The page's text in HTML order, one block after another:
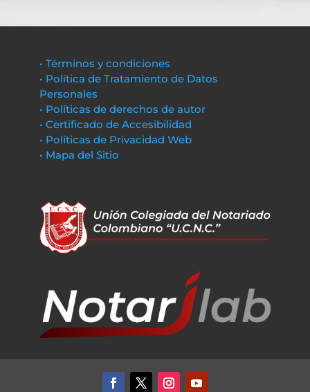
• Términos y condiciones
• Política de Tratamiento de Datos
Personales
• Políticas de derechos de autor
• Certificado de Accesibilidad
• Políticas de Privacidad Web
• Mapa del Sitio